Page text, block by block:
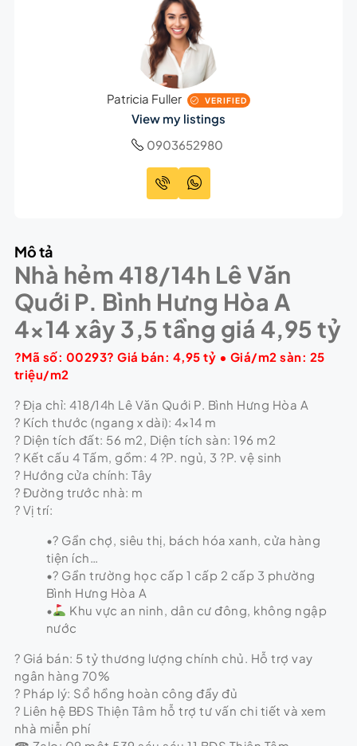
Patricia Fuller VERIFIED
View my listings
0903652980
Mô tả
Nhà hẻm 418/14h Lê Văn
Quới P. Bình Hưng Hòa A
4×14 xây 3,5 tầng giá 4,95 tỷ
?Mã số: 00293? Giá bán: 4,95 tỷ • Giá/m2 sàn: 25
triệu/m2
? Địa chỉ: 418/14h Lê Văn Quới P. Bình Hưng Hòa A
? Kích thước (ngang x dài): 4×14 m
? Diện tích đất: 56 m2, Diện tích sàn: 196 m2
? Kết cấu 4 Tấm, gồm: 4 ?P. ngủ, 3 ?P. vệ sinh
? Hướng cửa chính: Tây
? Đường trước nhà: m
? Vị trí:
•? Gần chợ, siêu thị, bách hóa xanh, cửa hàng
tiện ích…
•? Gần trường học cấp 1 cấp 2 cấp 3 phường
Bình Hưng Hòa A
•
Khu vực an ninh, dân cư đông, không ngập
nước
? Giá bán: 5 tỷ thương lượng chính chủ. Hỗ trợ vay
ngân hàng 70%
? Pháp lý: Sổ hồng hoàn công đầy đủ
? Liên hệ BĐS Thiện Tâm hỗ trợ tư vấn chi tiết và xem
nhà miễn phí